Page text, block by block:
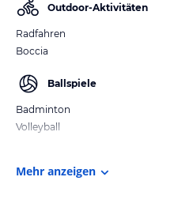
Outdoor-Aktivitäten
Radfahren
Boccia
Ballspiele
Badminton
Volleyball
Mehr anzeigen